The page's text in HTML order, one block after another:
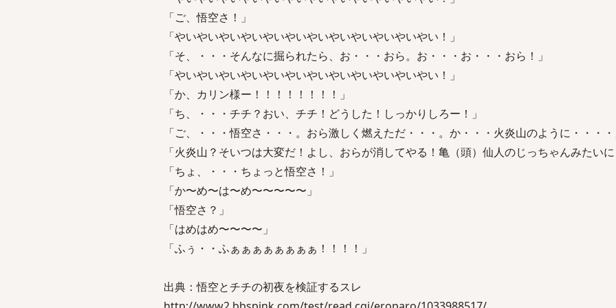
「ご、悟空さ！」
「やいやいやいやいやいやいやいやいやいやいやいやい！」
「そ、・・・そんなに掘られたら、お・・・おら。お・・・お・・・おら！」
「やいやいやいやいやいやいやいやいやいやいやいやい！」
「か、カリン様ー！！！！！！！！」
「ち、・・・チチ？おい、チチ！どうした！しっかりしろー！」
「ご、・・・悟空さ・・・。おら激しく燃えただ・・・。か・・・火炎山のように・・・
「火炎山？そいつは大変だ！よし、おらが消してやる！亀（頭）仙人のじっちゃんみたい
「ちょ、・・・ちょっと悟空さ！」
「か〜め〜は〜め〜〜〜〜〜」
「悟空さ？」
「はめはめ〜〜〜〜」
「ふぅ・・ふぁぁぁぁぁぁぁぁ！！！！」
出典：悟空とチチの初夜を検証するスレ